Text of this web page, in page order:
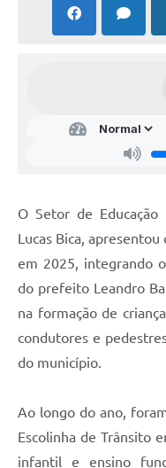
Gabinetes e Secretarias
Links
Serviços Online
Telefones Úteis
Agenda
Contato
O Setor de
Lucas Bica,
em 2025, integrando
do prefeito Leandro
na formação de
condutores e
do município.
Ao longo do ano,
Escolinha de Trânsito
infantil e ensino